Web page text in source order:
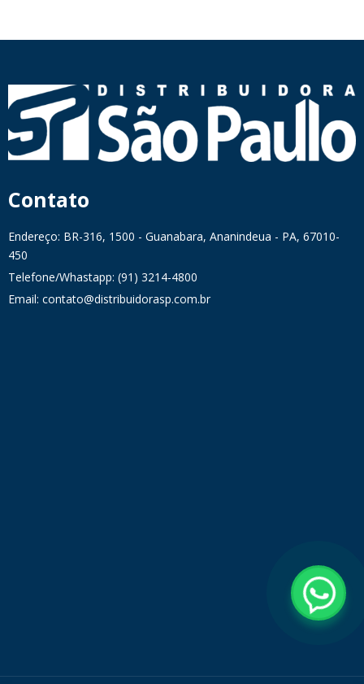
Contato
Endereço: BR-316, 1500 - Guanabara, Ananindeua - PA, 67010-
450
Telefone/Whastapp: (91) 3214-4800
Email: contato@distribuidorasp.com.br